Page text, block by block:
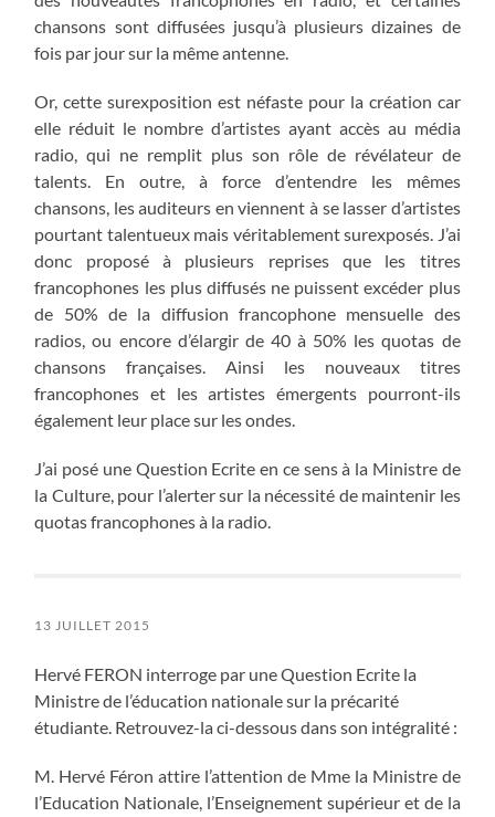
chansons sont diffusées jusqu’à plusieurs dizaines de
fois par jour sur la même antenne.
Or, cette surexposition est néfaste pour la création car
elle réduit le nombre d’artistes ayant accès au média
radio, qui ne remplit plus son rôle de révélateur de
talents. En outre, à force d’entendre les mêmes
chansons, les auditeurs en viennent à se lasser d’artistes
pourtant talentueux mais véritablement surexposés. J’ai
donc proposé à plusieurs reprises que les titres
francophones les plus diffusés ne puissent excéder plus
de 50% de la diffusion francophone mensuelle des
radios, ou encore d’élargir de 40 à 50% les quotas de
chansons françaises. Ainsi les nouveaux titres
francophones et les artistes émergents pourront-ils
également leur place sur les ondes.
J’ai posé une Question Ecrite en ce sens à la Ministre de
la Culture, pour l’alerter sur la nécessité de maintenir les
quotas francophones à la radio.
13 JUILLET 2015
Hervé FERON interroge par une Question Ecrite la
Ministre de l’éducation nationale sur la précarité
étudiante. Retrouvez-la ci-dessous dans son intégralité :
M. Hervé Féron attire l’attention de Mme la Ministre de
l’Education Nationale, l’Enseignement supérieur et de la